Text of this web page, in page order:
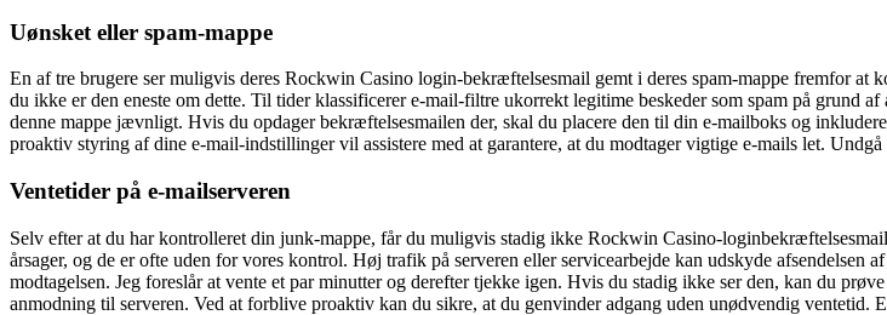
Uønsket eller spam-mappe
En af tre brugere ser muligvis deres Rockwin Casino login-bekræftelsesmail gemt i deres spam-mappe fremfor at
du ikke er den eneste om dette. Til tider klassificerer e-mail-filtre ukorrekt legitime beskeder som spam på grund
denne mappe jævnligt. Hvis du opdager bekræftelsesmailen der, skal du placere den til din e-mailboks og
proaktiv styring af dine e-mail-indstillinger vil assistere med at garantere, at du modtager vigtige e-mails let.
Ventetider på e-mailserveren
Selv efter at du har kontrolleret din junk-mappe, får du muligvis stadig ikke Rockwin Casino-
årsager, og de er ofte uden for vores kontrol. Høj trafik på serveren eller servicearbejde kan udskyde
modtagelsen. Jeg foreslår at vente et par minutter og derefter tjekke igen. Hvis du stadig ikke ser den, kan du
anmodning til serveren. Ved at forblive proaktiv kan du sikre, at du genvinder adgang uden unødvendig ventetid.